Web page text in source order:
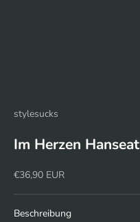
stylesucks
Im Herzen Hanseat
Angebot
€36,90 EUR
Beschreibung